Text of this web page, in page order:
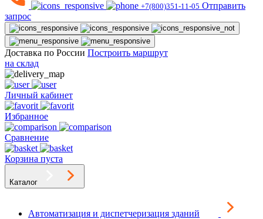
+7(800)351-11-05 Отправить
запрос
Доставка по России Построить маршрут
на склад
Личный кабинет
Избранное
Сравнение
Корзина пуста
Каталог
Автоматизация и диспетчеризация зданий